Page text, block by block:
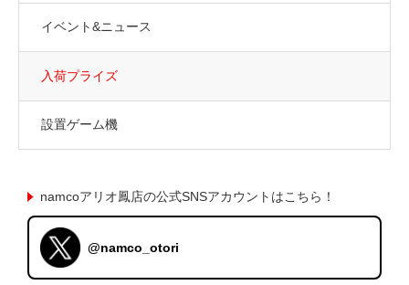
イベント&ニュース
入荷プライズ
設置ゲーム機
namcoアリオ鳳店の公式SNSアカウントはこちら！
@namco_otori